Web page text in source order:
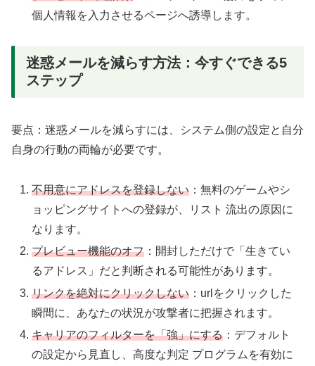
個人情報を入力させるページへ誘導します。
迷惑メールを減らす方法：今すぐできる5
ステップ
要点：迷惑メールを減らすには、システム側の設定と自分
自身の行動の両輪が必要です。
不用意にアドレスを登録しない ：無料のゲームやシ
ョッピングサイトへの登録が、リスト 流出の原因に
なります。
プレビュー機能のオフ ：開封しただけで「生きてい
るアドレス」だと判断される可能性があります。
リンクを絶対にクリックしない ：urlをクリックした
瞬間に、あなたの状況が攻撃者に把握されます。
キャリアのフィルターを「強」にする ：デフォルト
の設定から見直し、高度な判定 プログラムを有効に